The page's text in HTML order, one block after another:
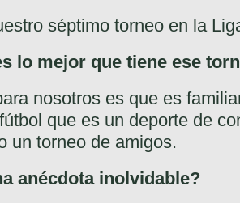
séptimo torneo en la
lo mejor que tiene ese
nosotros es que es
que es un deporte de
un torneo de amigos.
anécdota inolvidable?